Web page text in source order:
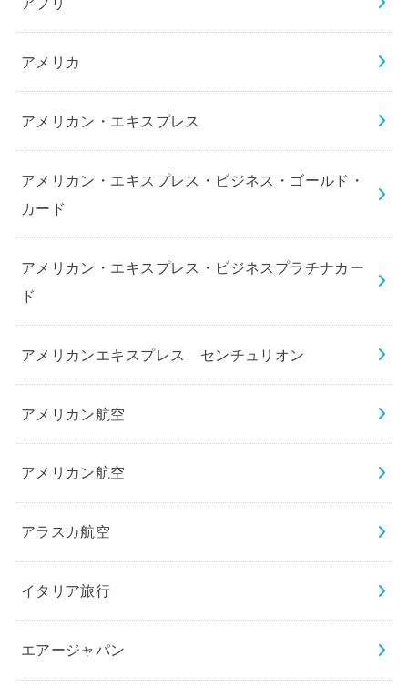
アメリカ
アメリカン・エキスプレス
アメリカン・エキスプレス・ビジネス・ゴールド・
カード
アメリカン・エキスプレス・ビジネスプラチナカー
ド
アメリカンエキスプレス センチュリオン
アメリカン航空
アメリカン航空
アラスカ航空
イタリア旅行
エアージャパン